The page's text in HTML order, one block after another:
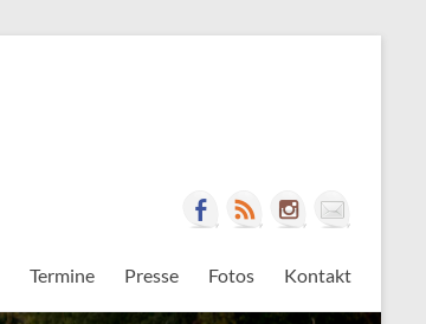
Termine Presse Fotos Kontakt